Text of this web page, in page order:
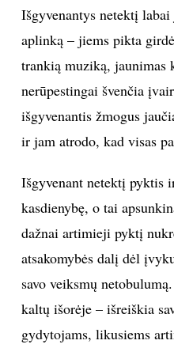
Išgyvenantys netektį
aplinką – jiems pikta
trankią muziką,
nerūpestingai švenčia
išgyvenantis žmogus
ir jam atrodo, kad visas
Išgyvenant netektį pyktis
kasdienybę, o tai
dažnai artimieji pyktį
atsakomybės dalį dėl
savo veiksmų
kaltų išorėje – išreiškia
gydytojams, likusiems